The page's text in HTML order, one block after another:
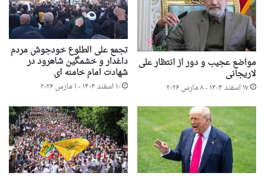
مواضع عجیب و دور از انتظار علی
لاریجانی
۱۷ اسفند ۱۴۰۴ - ۸ مارس ۲۰۲۶
تجمع علی الطلوع خودجوش مردم
داغدار و خشمگین شاهرود در
شهادت امام خامنه ای
۱۰ اسفند ۱۴۰۴ - ۱ مارس ۲۰۲۶